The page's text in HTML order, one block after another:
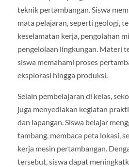
teknik pertambangan. Siswa
mata pelajaran, seperti geologi,
keselamatan kerja, pengolahan
pengelolaan lingkungan. Materi
siswa memahami proses
eksplorasi hingga produksi.
Selain pembelajaran di kelas,
juga menyediakan kegiatan
dan lapangan. Siswa belajar
tambang, membaca peta lokasi,
kerja mesin pertambangan.
tersebut, siswa dapat